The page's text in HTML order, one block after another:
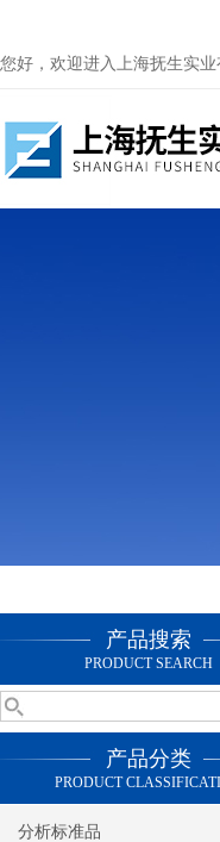
您好，欢迎进入上海抚生实业
产品搜索
PRODUCT SEARCH
产品分类
PRODUCT
分析标准品